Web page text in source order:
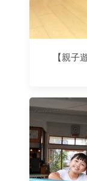
【親子